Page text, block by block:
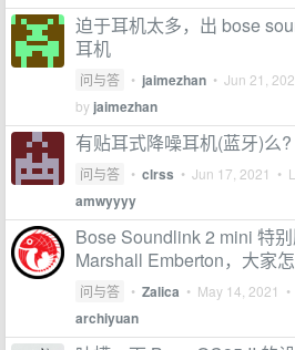
迫于耳机太多，出 bose
耳机
问与答 • jaimezhan • Jun 21,
by jaimezhan
有贴耳式降噪耳机(蓝牙)么?
问与答 • clrss • Jun 17, 2021 •
amwyyyy
Bose Soundlink 2 mini 特
Marshall Emberton，大家怎
问与答 • Zalica • May 14, 2021
archiyuan